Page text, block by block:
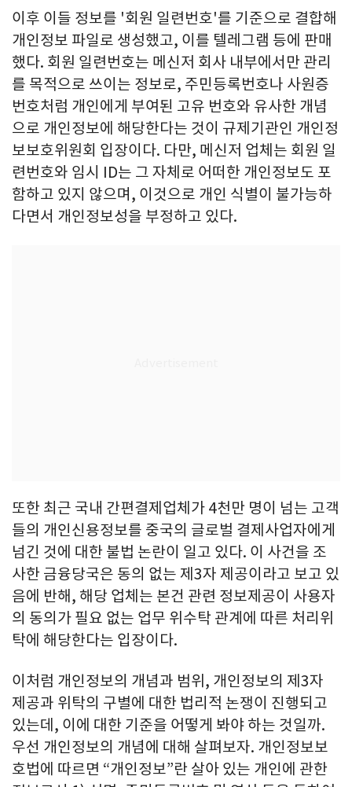
이후 이들 정보를 '회원 일련번호'를 기준으로 결합해
개인정보 파일로 생성했고, 이를 텔레그램 등에 판매
했다. 회원 일련번호는 메신저 회사 내부에서만 관리
를 목적으로 쓰이는 정보로, 주민등록번호나 사원증
번호처럼 개인에게 부여된 고유 번호와 유사한 개념
으로 개인정보에 해당한다는 것이 규제기관인 개인정
보보호위원회 입장이다. 다만, 메신저 업체는 회원 일
련번호와 임시 ID는 그 자체로 어떠한 개인정보도 포
함하고 있지 않으며, 이것으로 개인 식별이 불가능하
다면서 개인정보성을 부정하고 있다.
또한 최근 국내 간편결제업체가 4천만 명이 넘는 고객
들의 개인신용정보를 중국의 글로벌 결제사업자에게
넘긴 것에 대한 불법 논란이 일고 있다. 이 사건을 조
사한 금융당국은 동의 없는 제3자 제공이라고 보고 있
음에 반해, 해당 업체는 본건 관련 정보제공이 사용자
의 동의가 필요 없는 업무 위수탁 관계에 따른 처리위
탁에 해당한다는 입장이다.
이처럼 개인정보의 개념과 범위, 개인정보의 제3자
제공과 위탁의 구별에 대한 법리적 논쟁이 진행되고
있는데, 이에 대한 기준을 어떻게 봐야 하는 것일까.
우선 개인정보의 개념에 대해 살펴보자. 개인정보보
호법에 따르면 “개인정보”란 살아 있는 개인에 관한